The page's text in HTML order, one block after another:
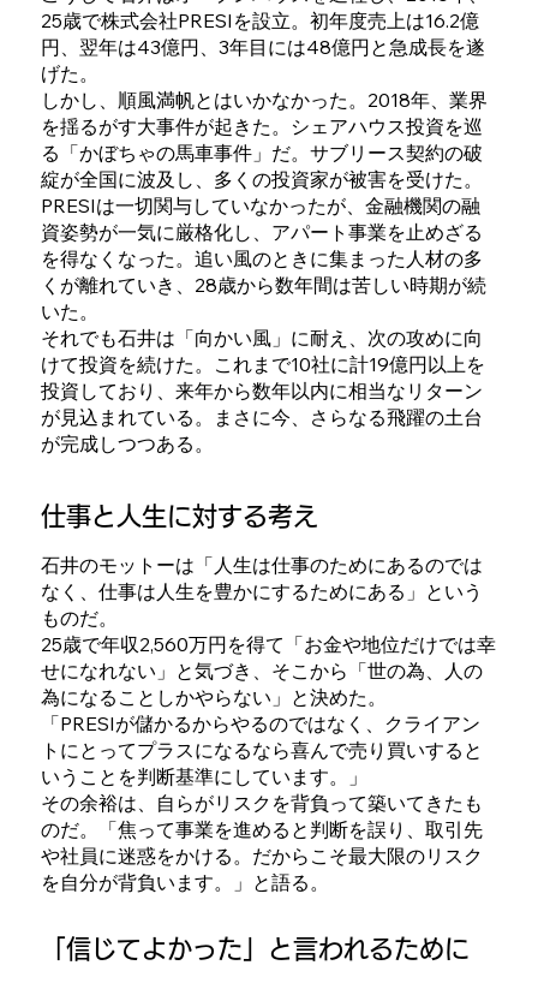
25歳で株式会社PRESIを設立。初年度売上は16.2億
円、翌年は43億円、3年目には48億円と急成長を遂
げた。
しかし、順風満帆とはいかなかった。2018年、業界
を揺るがす大事件が起きた。シェアハウス投資を巡
る「かぼちゃの馬車事件」だ。サブリース契約の破
綻が全国に波及し、多くの投資家が被害を受けた。
PRESIは一切関与していなかったが、金融機関の融
資姿勢が一気に厳格化し、アパート事業を止めざる
を得なくなった。追い風のときに集まった人材の多
くが離れていき、28歳から数年間は苦しい時期が続
いた。
それでも石井は「向かい風」に耐え、次の攻めに向
けて投資を続けた。これまで10社に計19億円以上を
投資しており、来年から数年以内に相当なリターン
が見込まれている。まさに今、さらなる飛躍の土台
が完成しつつある。
仕事と人生に対する考え
石井のモットーは「人生は仕事のためにあるのでは
なく、仕事は人生を豊かにするためにある」という
ものだ。
25歳で年収2,560万円を得て「お金や地位だけでは幸
せになれない」と気づき、そこから「世の為、人の
為になることしかやらない」と決めた。
「PRESIが儲かるからやるのではなく、クライアン
トにとってプラスになるなら喜んで売り買いすると
いうことを判断基準にしています。」
その余裕は、自らがリスクを背負って築いてきたも
のだ。「焦って事業を進めると判断を誤り、取引先
や社員に迷惑をかける。だからこそ最大限のリスク
を自分が背負います。」と語る。
「信じてよかった」と言われるために